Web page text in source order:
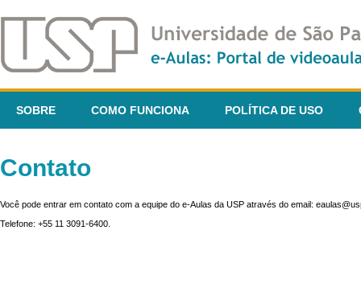
SOBRE COMO FUNCIONA POLÍTICA DE USO
Contato
Você pode entrar em contato com a equipe do e-Aulas da USP através do email:
Telefone: +55 11 3091-6400.